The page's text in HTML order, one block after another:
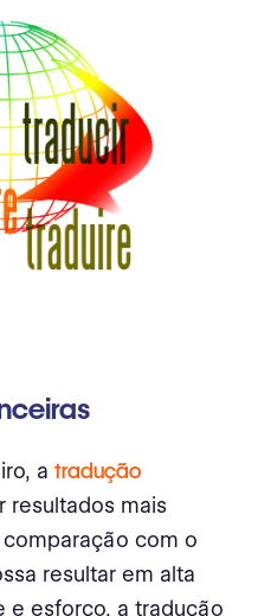
a tradução
resultados mais
com o
resultar em alta
e esforço, a tradução